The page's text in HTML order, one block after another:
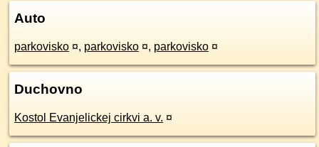
Auto
parkovisko ¤, parkovisko ¤, parkovisko ¤
Duchovno
Kostol Evanjelickej cirkvi a. v. ¤